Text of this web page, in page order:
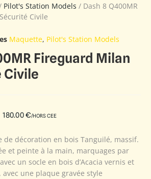
Pilot's Station Models / Dash 8 Q400MR
Civile
Maquette, Pilot's Station Models
Fireguard Milan
Civile
180.00€/HORS CEE
de décoration en bois Tanguilé, massif.
et peinte à la main, marquages par
un socle en bois d’Acacia vernis et
une plaque gravée style